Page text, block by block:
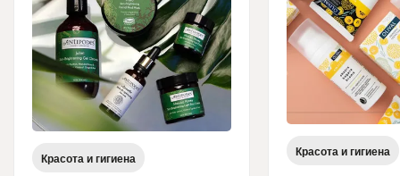
Красота и гигиена Красота и гигиена